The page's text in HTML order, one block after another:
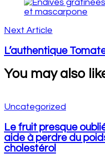
Next Article
L’authentique
You may also
Uncategorized
Le fruit presque
aide à perdre du
cholestérol